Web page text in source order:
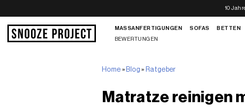
Inhalt
springen
10
MASSANFERTIGUNGEN SOFAS BETTEN
BEWERTUNGEN
Home » Blog » Ratgeber
Matratze reinigen